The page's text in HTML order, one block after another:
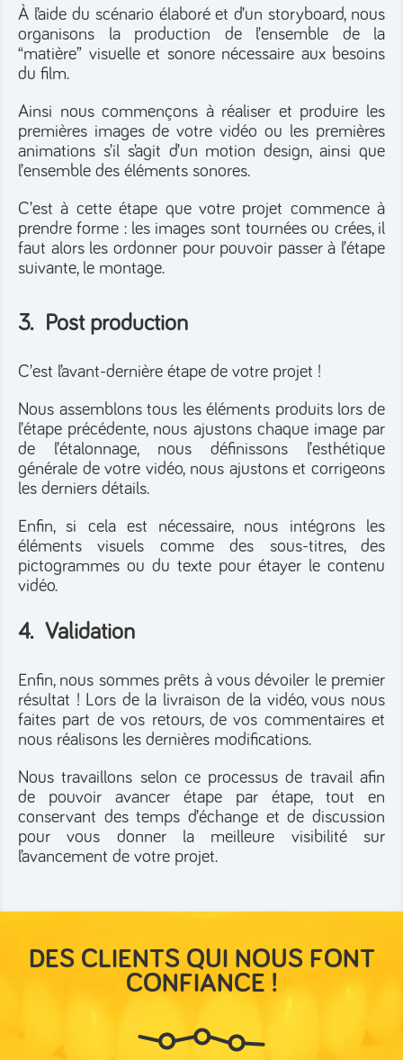
À l’aide du scénario élaboré et d’un storyboard, nous
organisons la production de l’ensemble de la
“matière” visuelle et sonore nécessaire aux besoins
du film.
Ainsi nous commençons à réaliser et produire les
premières images de votre vidéo ou les premières
animations s’il s’agit d’un motion design, ainsi que
l’ensemble des éléments sonores.
C’est à cette étape que votre projet commence à
prendre forme : les images sont tournées ou crées, il
faut alors les ordonner pour pouvoir passer à l’étape
suivante, le montage.
3. Post production
C’est l’avant-dernière étape de votre projet !
Nous assemblons tous les éléments produits lors de
l’étape précédente, nous ajustons chaque image par
de l’étalonnage, nous définissons l’esthétique
générale de votre vidéo, nous ajustons et corrigeons
les derniers détails.
Enfin, si cela est nécessaire, nous intégrons les
éléments visuels comme des sous-titres, des
pictogrammes ou du texte pour étayer le contenu
vidéo.
4. Validation
Enfin, nous sommes prêts à vous dévoiler le premier
résultat ! Lors de la livraison de la vidéo, vous nous
faites part de vos retours, de vos commentaires et
nous réalisons les dernières modifications.
Nous travaillons selon ce processus de travail afin
de pouvoir avancer étape par étape, tout en
conservant des temps d’échange et de discussion
pour vous donner la meilleure visibilité sur
l’avancement de votre projet.
DES CLIENTS QUI NOUS FONT
CONFIANCE !